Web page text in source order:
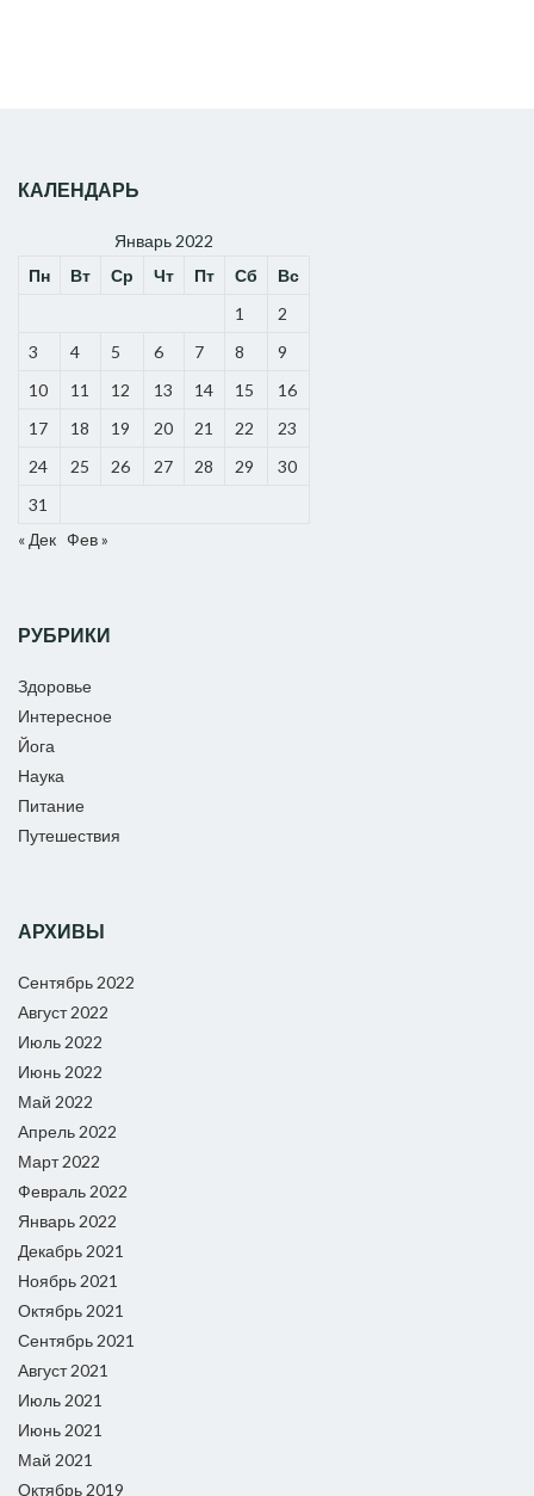
КАЛЕНДАРЬ
Январь 2022
Пн
Вт Ср Чт Пт Сб
Вс
1
2
3
4 5 6 7 8
9
10
11 12 13 14 15
16
17
18 19 20 21 22
23
24
25 26 27 28 29
30
31
« Дек Фев »
РУБРИКИ
Здоровье
Интересное
Йога
Наука
Питание
Путешествия
АРХИВЫ
Сентябрь 2022
Август 2022
Июль 2022
Июнь 2022
Май 2022
Апрель 2022
Март 2022
Февраль 2022
Январь 2022
Декабрь 2021
Ноябрь 2021
Октябрь 2021
Сентябрь 2021
Август 2021
Июль 2021
Июнь 2021
Май 2021
Октябрь 2019